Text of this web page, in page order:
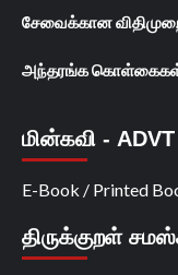
சேவைக்கான
அந்தரங்க
மின்கவி - ADVT
E-Book / Printed
திருக்குறள்